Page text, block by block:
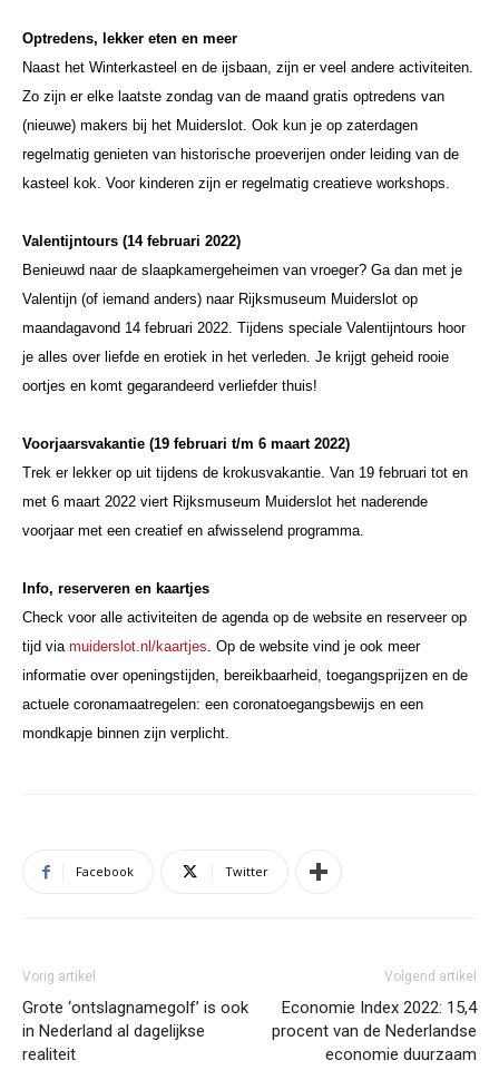
Optredens, lekker eten en meer
Naast het Winterkasteel en de ijsbaan, zijn er veel andere activiteiten.
Zo zijn er elke laatste zondag van de maand gratis optredens van
(nieuwe) makers bij het Muiderslot. Ook kun je op zaterdagen
regelmatig genieten van historische proeverijen onder leiding van de
kasteel kok. Voor kinderen zijn er regelmatig creatieve workshops.
Valentijntours (14 februari 2022)
Benieuwd naar de slaapkamergeheimen van vroeger? Ga dan met je
Valentijn (of iemand anders) naar Rijksmuseum Muiderslot op
maandagavond 14 februari 2022. Tijdens speciale Valentijntours hoor
je alles over liefde en erotiek in het verleden. Je krijgt geheid rooie
oortjes en komt gegarandeerd verliefder thuis!
Voorjaarsvakantie (19 februari t/m 6 maart 2022)
Trek er lekker op uit tijdens de krokusvakantie. Van 19 februari tot en
met 6 maart 2022 viert Rijksmuseum Muiderslot het naderende
voorjaar met een creatief en afwisselend programma.
Info, reserveren en kaartjes
Check voor alle activiteiten de agenda op de website en reserveer op
tijd via muiderslot.nl/kaartjes. Op de website vind je ook meer
informatie over openingstijden, bereikbaarheid, toegangsprijzen en de
actuele coronamaatregelen: een coronatoegangsbewijs en een
mondkapje binnen zijn verplicht.
Facebook Twitter
Vorig artikel
Grote ‘ontslagnamegolf’ is ook
in Nederland al dagelijkse
realiteit
Volgend artikel
Economie Index 2022: 15,4
procent van de Nederlandse
economie duurzaam